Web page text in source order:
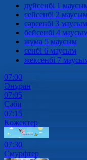
дүйсенбі 1
сейсенбі 2
сәрсенбі 3 маусым
бейсенбі 4
жұма 5 маусым
сенбі 6 маусым
жексенбі 7
07:00
Әнұран
07:05
Сәби
07:15
Көжектер
07:30
Смурфтер